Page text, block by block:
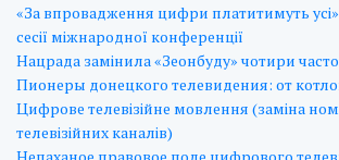
«За впровадження цифри платитимуть усі»
сесії міжнародної конференції
Нацрада замінила «Зеонбуду» чотири
Пионеры донецкого телевидения: от
Цифрове телевізійне мовлення (заміна
телевізійних каналів)